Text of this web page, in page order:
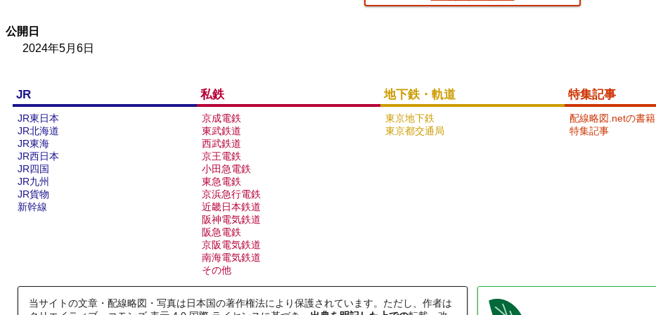
公開日
2024年5月6日
JR
JR東日本
JR北海道
JR東海
JR西日本
JR四国
JR九州
JR貨物
新幹線
私鉄
京成電鉄
東武鉄道
西武鉄道
京王電鉄
小田急電鉄
東急電鉄
京浜急行電鉄
近畿日本鉄道
阪神電気鉄道
阪急電鉄
京阪電気鉄道
南海電気鉄道
その他
地下鉄・軌道
東京地下鉄
東京都交通局
特集記事
配線略図.netの書籍
特集記事
当サイトの文章・配線略図・写真は日本国の著作権法により保護されています。ただし、作者は